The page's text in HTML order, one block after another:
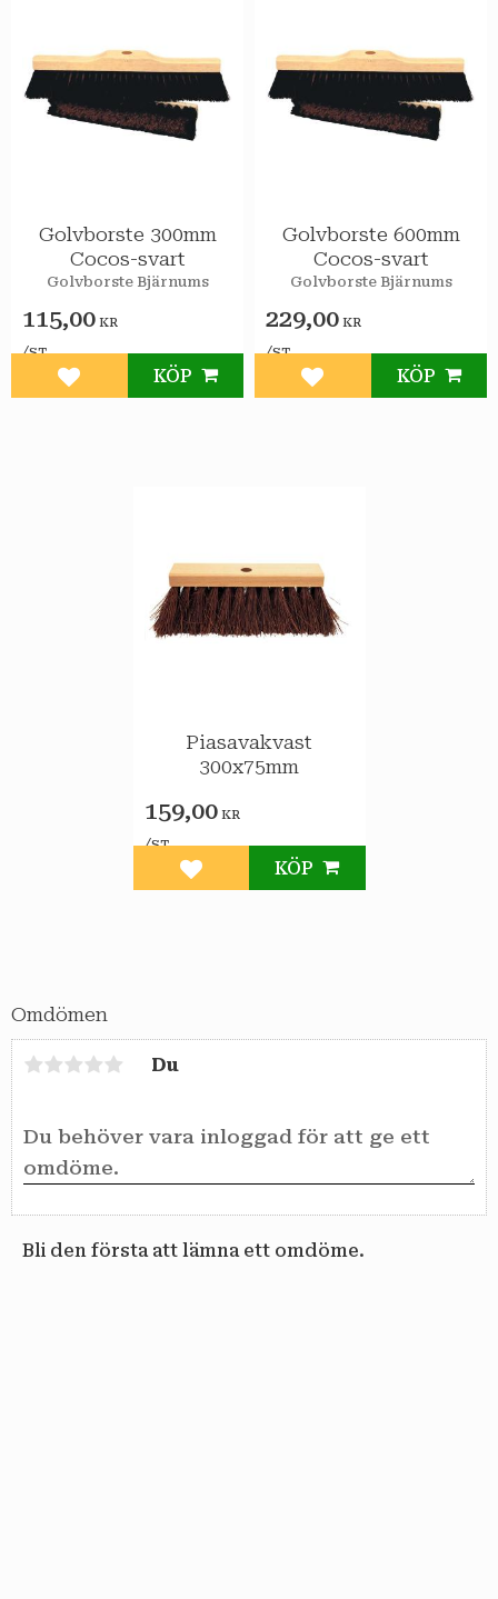
Omdömen
Du
Bli den första att lämna ett omdöme.
Golvborste 300mm
Cocos-svart
Golvborste Bjärnums
115,00 KR
/ST
Lägg till i favoriter
KÖP
Golvborste 600mm
Cocos-svart
Golvborste Bjärnums
229,00 KR
/ST
Lägg till i favoriter
KÖP
Piasavakvast
300x75mm
159,00KR
/ST
Lägg till i favoriter
KÖP